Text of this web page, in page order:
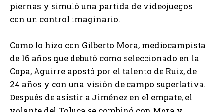
piernas y simuló una partida de videojuegos
con un control imaginario.
Como lo hizo con Gilberto Mora, mediocampista
de 16 años que debutó como seleccionado en la
Copa, Aguirre apostó por el talento de Ruiz, de
24 años y con una visión de campo superlativa.
Después de asistir a Jiménez en el empate, el